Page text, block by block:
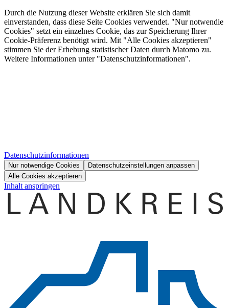
Durch die Nutzung dieser Website erklären Sie sich damit
einverstanden, dass diese Seite Cookies verwendet. "Nur notwendie
Cookies" setzt ein einzelnes Cookie, das zur Speicherung Ihrer
Cookie-Präferenz benötigt wird. Mit "Alle Cookies akzeptieren"
stimmen Sie der Erhebung statistischer Daten durch Matomo zu.
Weitere Informationen unter "Datenschutzinformationen".
Datenschutzinformationen
Nur notwendige Cookies
Datenschutzeinstellungen anpassen
Alle Cookies akzeptieren
Inhalt anspringen